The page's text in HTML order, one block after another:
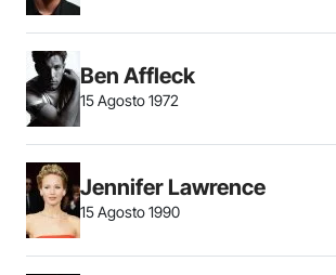
Ben Affleck
15 Agosto 1972
Jennifer Lawrence
15 Agosto 1990